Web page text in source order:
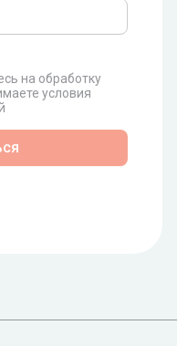
на обработку
условия